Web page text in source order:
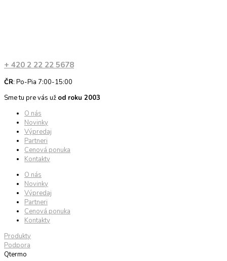
+ 420 2 22 22 5678
ČR: Po-Pia 7:00-15:00
Sme tu pre vás už od roku 2003
O nás
Novinky
Výpredaj
Partneri
Cenová ponuka
Kontakty
O nás
Novinky
Výpredaj
Partneri
Cenová ponuka
Kontakty
Produkty
Podpora
Qtermo